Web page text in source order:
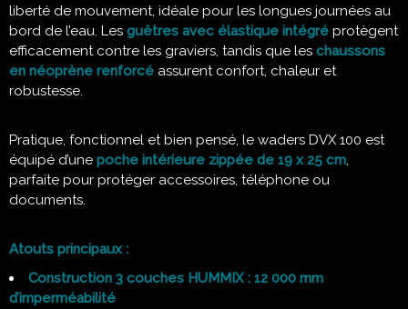
liberté de mouvement, idéale pour les longues journées au
bord de l’eau. Les guêtres avec élastique intégré protègent
efficacement contre les graviers, tandis que les chaussons
en néoprène renforcé assurent confort, chaleur et
robustesse.
Pratique, fonctionnel et bien pensé, le waders DVX 100 est
équipé d’une poche intérieure zippée de 19 x 25 cm,
parfaite pour protéger accessoires, téléphone ou
documents.
Atouts principaux :
Construction 3 couches HUMMIX : 12 000 mm
d’imperméabilité